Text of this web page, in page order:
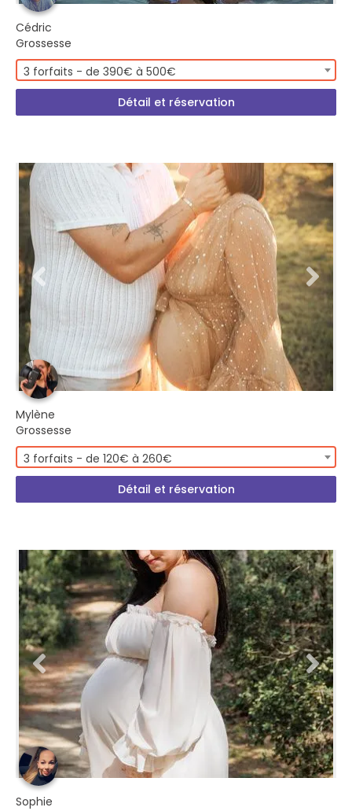
Cédric
Grossesse
3 forfaits - de 390€ à 500€
Détail et réservation
Mylène
Grossesse
3 forfaits - de 120€ à 260€
Détail et réservation
Sophie